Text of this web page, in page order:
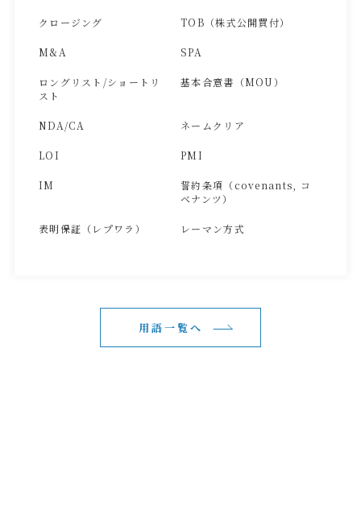
クロージング TOB（株式公開買付）
M&A SPA
ロングリスト/ショートリ
スト
基本合意書（MOU）
NDA/CA ネームクリア
LOI PMI
IM
誓約条項（covenants, コ
ベナンツ）
表明保証（レプワラ） レーマン方式
用語一覧へ